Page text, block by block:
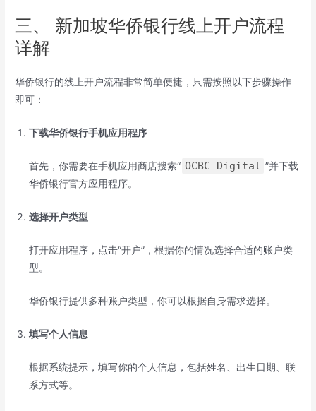
三、 新加坡华侨银行线上开户流程
详解
华侨银行的线上开户流程非常简单便捷，只需按照以下步骤操作
即可：
下载华侨银行手机应用程序
首先，你需要在手机应用商店搜索“ OCBC Digital ”并下载
华侨银行官方应用程序。
选择开户类型
打开应用程序，点击“开户”，根据你的情况选择合适的账户类
型。
华侨银行提供多种账户类型，你可以根据自身需求选择。
填写个人信息
根据系统提示，填写你的个人信息，包括姓名、出生日期、联
系方式等。